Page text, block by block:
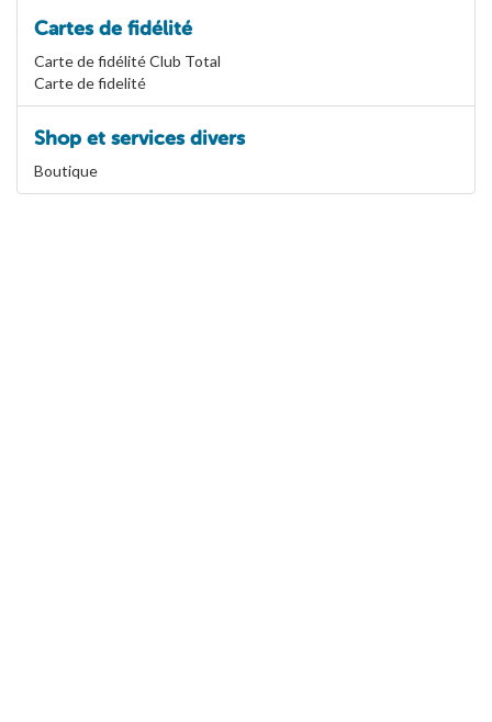
Cartes de fidélité
Carte de fidélité Club Total
Carte de fidelité
Shop et services divers
Boutique